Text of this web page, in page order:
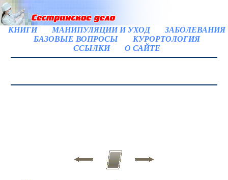
КНИГИ МАНИПУЛЯЦИИ И УХОД
ЗАБОЛЕВАНИЯ
БАЗОВЫЕ ВОПРОСЫ
КУРОРТОЛОГИЯ
ССЫЛКИ
О САЙТЕ